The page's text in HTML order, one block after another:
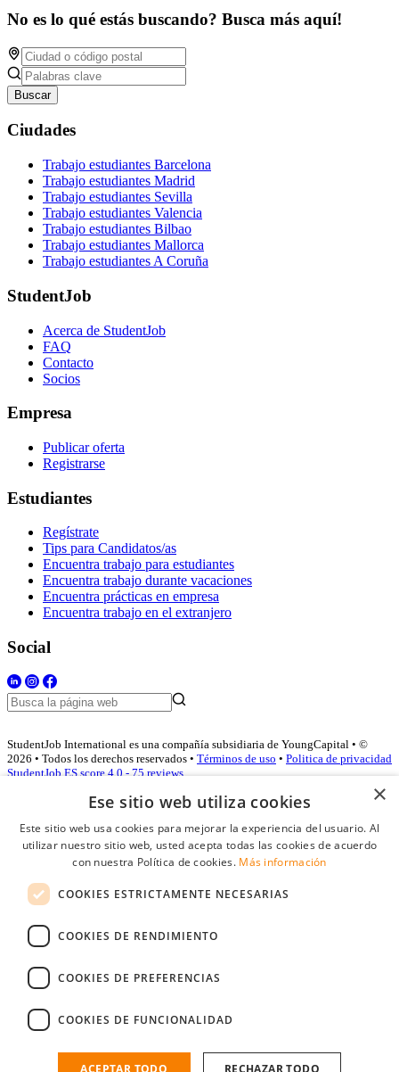
No es lo qué estás buscando? Busca más aquí!
Buscar
Ciudades
Trabajo estudiantes Barcelona
Trabajo estudiantes Madrid
Trabajo estudiantes Sevilla
Trabajo estudiantes Valencia
Trabajo estudiantes Bilbao
Trabajo estudiantes Mallorca
Trabajo estudiantes A Coruña
StudentJob
Acerca de StudentJob
FAQ
Contacto
Socios
Empresa
Publicar oferta
Registrarse
Estudiantes
Regístrate
Tips para Candidatos/as
Encuentra trabajo para estudiantes
Encuentra trabajo durante vacaciones
Encuentra prácticas en empresa
Encuentra trabajo en el extranjero
Social
StudentJob International es una compañía subsidiaria de YoungCapital • ©
2026 • Todos los derechos reservados • Términos de uso • Politica de privacidad
StudentJob ES score 4.0 - 75 reviews
Acceso empresas
Contraseña
Recordarme
Conectarse
Registro gratuito empresas
Encuentre al candidato perfecto a tan sólo un par de clicks
×
Ese sitio web utiliza cookies
Este sitio web usa cookies para mejorar la experiencia del usuario. Al
utilizar nuestro sitio web, usted acepta todas las cookies de acuerdo
con nuestra Política de cookies. Más información
COOKIES ESTRICTAMENTE NECESARIAS
COOKIES DE RENDIMIENTO
COOKIES DE PREFERENCIAS
COOKIES DE FUNCIONALIDAD
ACEPTAR TODO RECHAZAR TODO